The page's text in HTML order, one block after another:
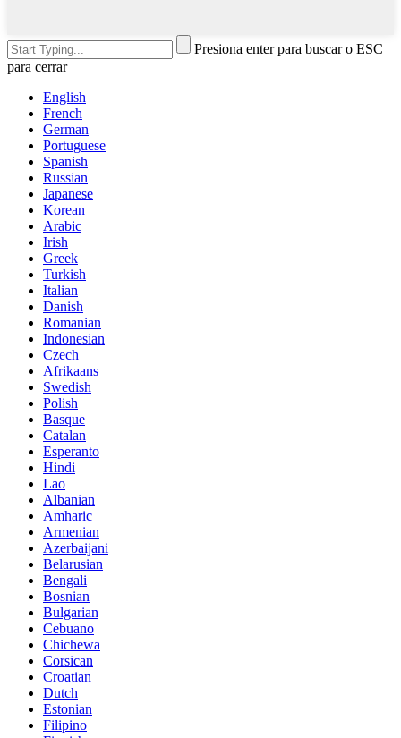
Presiona enter para buscar o ESC
para cerrar
English
French
German
Portuguese
Spanish
Russian
Japanese
Korean
Arabic
Irish
Greek
Turkish
Italian
Danish
Romanian
Indonesian
Czech
Afrikaans
Swedish
Polish
Basque
Catalan
Esperanto
Hindi
Lao
Albanian
Amharic
Armenian
Azerbaijani
Belarusian
Bengali
Bosnian
Bulgarian
Cebuano
Chichewa
Corsican
Croatian
Dutch
Estonian
Filipino